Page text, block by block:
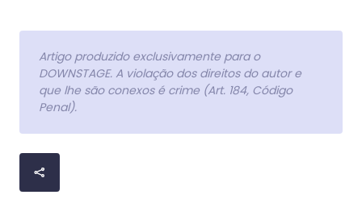
Artigo produzido exclusivamente para o
DOWNSTAGE. A violação dos direitos do autor e
que lhe são conexos é crime (Art. 184, Código
Penal).